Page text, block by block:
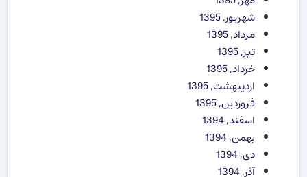
شهریور, 1395
مرداد, 1395
تیر, 1395
خرداد, 1395
اردیبهشت, 1395
فروردین, 1395
اسفند, 1394
بهمن, 1394
دی, 1394
آذر, 1394